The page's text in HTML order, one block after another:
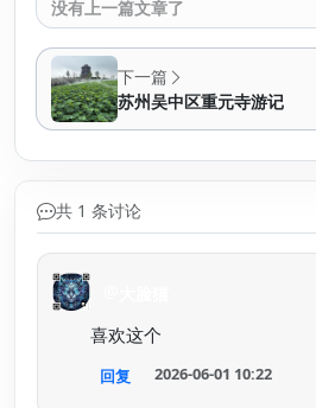
没有上一篇文章了
下一篇
苏州吴中区重元寺游记
共 1 条讨论
喜欢这个
回复 2026-06-01 10:22